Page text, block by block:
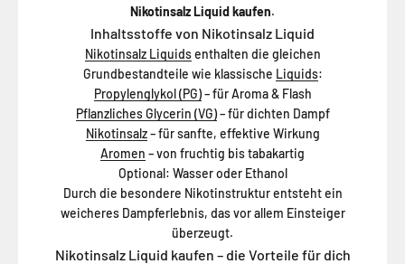
Nikotinsalz Liquid kaufen.
Inhaltsstoffe von Nikotinsalz Liquid
Nikotinsalz Liquidsenthalten die gleichen
Grundbestandteile wie klassische Liquids:
Propylenglykol (PG)– für Aroma & Flash
Pflanzliches Glycerin (VG)– für dichten Dampf
Nikotinsalz– für sanfte, effektive Wirkung
Aromen – von fruchtig bis tabakartig
Optional: Wasser oder Ethanol
Durch die besondere Nikotinstruktur entsteht ein
weicheres Dampferlebnis, das vor allem Einsteiger
überzeugt.
Nikotinsalz Liquid kaufen – die Vorteile für dich